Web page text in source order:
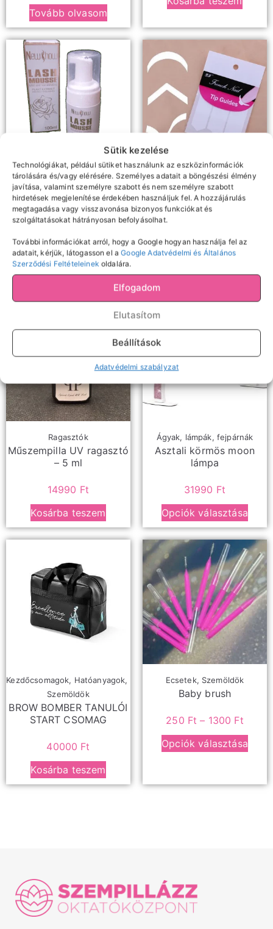
Sütik kezelése
Technológiákat, például sütiket használunk az eszközinformációk
tárolására és/vagy elérésére. Személyes adatait a böngészési élmény
javítása, valamint személyre szabott és nem személyre szabott
hirdetések megjelenítése érdekében használjuk fel. A hozzájárulás
megtagadása vagy visszavonása bizonyos funkciókat és
szolgáltatásokat hátrányosan befolyásolhat.
További információkat arról, hogy a Google hogyan használja fel az
adatait, kérjük, látogasson el aGoogle Adatvédelmi és Általános
Szerződési Feltételeinek oldalára.
Elfogadom
Elutasítom
Beállítások
Adatvédelmi szabályzat
Tovább olvasom
Samponok, előkezelők,
oldószerek
Newshow szempilla
sampon
2490Ft
Kosárba teszem
Díszítés
Francia műköröm sablon
Kosárba teszem
Ragasztók
Műszempilla UV ragasztó
– 5 ml
14990 Ft
Kosárba teszem
Ágyak, lámpák, fejpárnák
Asztali körmös moon
lámpa
31990 Ft
Opciók választása
Kezdőcsomagok, Hatóanyagok,
Szemöldök
BROW BOMBER TANULÓI
START CSOMAG
40000 Ft
Kosárba teszem
Ecsetek, Szemöldök
Baby brush
250 Ft – 1300 Ft
Opciók választása